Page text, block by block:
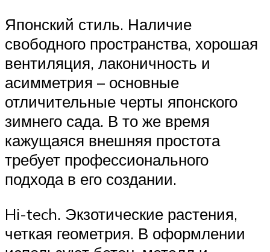
Японский стиль. Наличие
свободного пространства, хорошая
вентиляция, лаконичность и
асимметрия – основные
отличительные черты японского
зимнего сада. В то же время
кажущаяся внешняя простота
требует профессионального
подхода в его создании.
Hi-tech. Экзотические растения,
четкая геометрия. В оформлении